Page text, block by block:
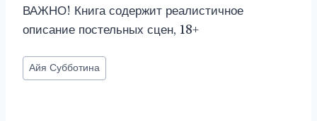
ВАЖНО! Книга содержит реалистичное
описание постельных сцен, 18+
Метки
записи:
Айя Субботина